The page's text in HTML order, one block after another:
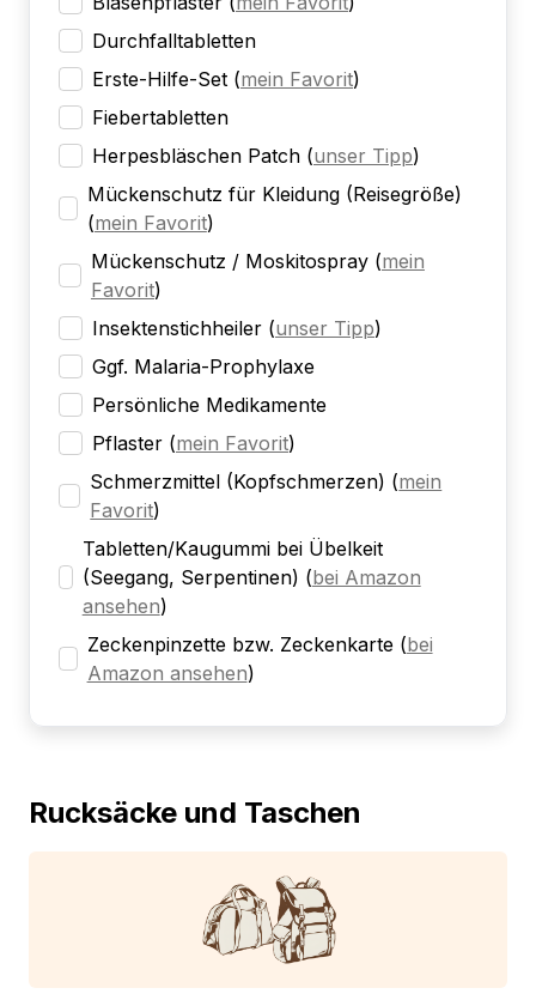
Durchfalltabletten
Erste-Hilfe-Set (mein Favorit)
Fiebertabletten
Herpesbläschen Patch (unser Tipp)
Mückenschutz für Kleidung (Reisegröße)
(mein Favorit)
Mückenschutz / Moskitospray (mein
Favorit)
Insektenstichheiler (unser Tipp)
Ggf. Malaria-Prophylaxe
Persönliche Medikamente
Pflaster (mein Favorit)
Schmerzmittel (Kopfschmerzen) (mein
Favorit)
Tabletten/Kaugummi bei Übelkeit
(Seegang, Serpentinen) (bei Amazon
ansehen)
Zeckenpinzette bzw. Zeckenkarte (bei
Amazon ansehen)
Rucksäcke und Taschen